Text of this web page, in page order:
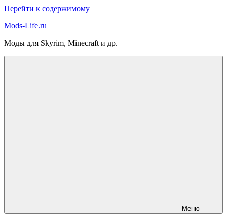
Перейти к содержимому
Mods-Life.ru
Моды для Skyrim, Minecraft и др.
Меню